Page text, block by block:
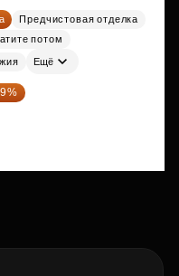
Предчистовая отделка
потом
Ещё